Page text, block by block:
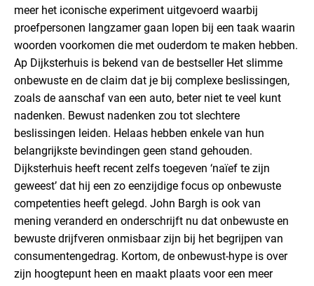
meer het iconische experiment uitgevoerd waarbij
proefpersonen langzamer gaan lopen bij een taak waarin
woorden voorkomen die met ouderdom te maken hebben.
Ap Dijksterhuis is bekend van de bestseller Het slimme
onbewuste en de claim dat je bij complexe beslissingen,
zoals de aanschaf van een auto, beter niet te veel kunt
nadenken. Bewust nadenken zou tot slechtere
beslissingen leiden. Helaas hebben enkele van hun
belangrijkste bevindingen geen stand gehouden.
Dijksterhuis heeft recent zelfs toegeven ‘naïef te zijn
geweest’ dat hij een zo eenzijdige focus op onbewuste
competenties heeft gelegd. John Bargh is ook van
mening veranderd en onderschrijft nu dat onbewuste en
bewuste drijfveren onmisbaar zijn bij het begrijpen van
consumentengedrag. Kortom, de onbewust-hype is over
zijn hoogtepunt heen en maakt plaats voor een meer